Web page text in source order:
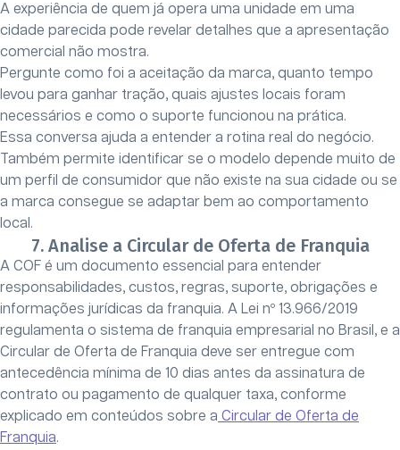
A experiência de quem já opera uma unidade em uma
cidade parecida pode revelar detalhes que a apresentação
comercial não mostra.
Pergunte como foi a aceitação da marca, quanto tempo
levou para ganhar tração, quais ajustes locais foram
necessários e como o suporte funcionou na prática.
Essa conversa ajuda a entender a rotina real do negócio.
Também permite identificar se o modelo depende muito de
um perfil de consumidor que não existe na sua cidade ou se
a marca consegue se adaptar bem ao comportamento
local.
7. Analise a Circular de Oferta de Franquia
A COF é um documento essencial para entender
responsabilidades, custos, regras, suporte, obrigações e
informações jurídicas da franquia. A Lei nº 13.966/2019
regulamenta o sistema de franquia empresarial no Brasil, e a
Circular de Oferta de Franquia deve ser entregue com
antecedência mínima de 10 dias antes da assinatura de
contrato ou pagamento de qualquer taxa, conforme
explicado em conteúdos sobre a Circular de Oferta de
Franquia.